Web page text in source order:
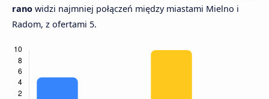
rano widzi najmniej połączeń między miastami Mielno i
Radom, z ofertami 5.